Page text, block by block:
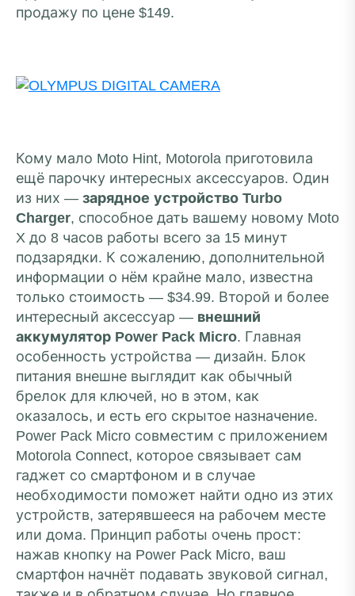
продажу по цене $149.
Кому мало Moto Hint, Motorola приготовила
ещё парочку интересных аксессуаров. Один
из них — зарядное устройство Turbo
Charger, способное дать вашему новому Moto
X до 8 часов работы всего за 15 минут
подзарядки. К сожалению, дополнительной
информации о нём крайне мало, известна
только стоимость — $34.99. Второй и более
интересный аксессуар — внешний
аккумулятор Power Pack Micro. Главная
особенность устройства — дизайн. Блок
питания внешне выглядит как обычный
брелок для ключей, но в этом, как
оказалось, и есть его скрытое назначение.
Power Pack Micro совместим с приложением
Motorola Connect, которое связывает сам
гаджет со смартфоном и в случае
необходимости поможет найти одно из этих
устройств, затерявшееся на рабочем месте
или дома. Принцип работы очень прост:
нажав кнопку на Power Pack Micro, ваш
смартфон начнёт подавать звуковой сигнал,